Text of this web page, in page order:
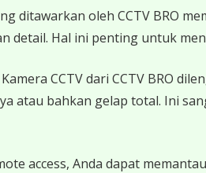
ditawarkan oleh CCTV BRO
detail. Hal ini penting untuk
Kamera CCTV dari CCTV BRO
atau bahkan gelap total. Ini
access, Anda dapat